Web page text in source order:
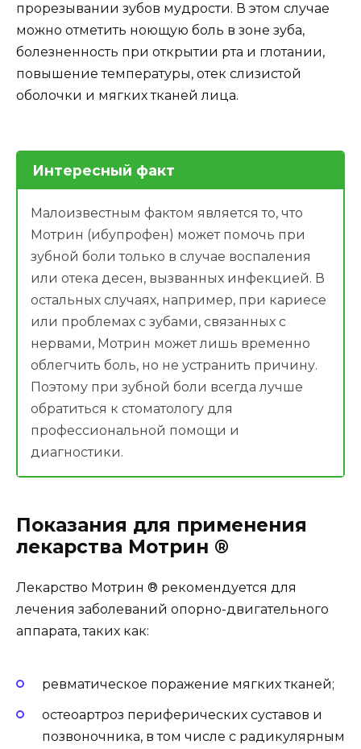
прорезывании зубов мудрости. В этом случае
можно отметить ноющую боль в зоне зуба,
болезненность при открытии рта и глотании,
повышение температуры, отек слизистой
оболочки и мягких тканей лица.
Интересный факт
Малоизвестным фактом является то, что
Мотрин (ибупрофен) может помочь при
зубной боли только в случае воспаления
или отека десен, вызванных инфекцией. В
остальных случаях, например, при кариесе
или проблемах с зубами, связанных с
нервами, Мотрин может лишь временно
облегчить боль, но не устранить причину.
Поэтому при зубной боли всегда лучше
обратиться к стоматологу для
профессиональной помощи и
диагностики.
Показания для применения
лекарства Мотрин ®
Лекарство Мотрин ® рекомендуется для
лечения заболеваний опорно-двигательного
аппарата, таких как:
ревматическое поражение мягких тканей;
остеоартроз периферических суставов и
позвоночника, в том числе с радикулярным